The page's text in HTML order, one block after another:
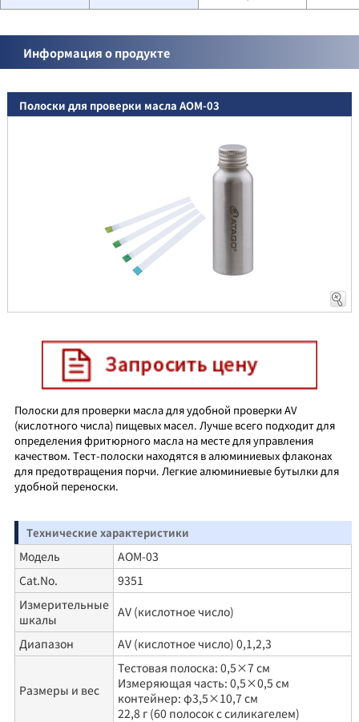
Информация о продукте
Полоски для проверки масла AOM-03
Полоски для проверки масла для удобной проверки AV
(кислотного числа) пищевых масел. Лучше всего подходит для
определения фритюрного масла на месте для управления
качеством. Тест-полоски находятся в алюминиевых флаконах
для предотвращения порчи. Легкие алюминиевые бутылки для
удобной переноски.
Технические характеристики
Модель
AOM-03
Cat.No.
9351
Измерительные
шкалы
AV (кислотное число)
Диапазон
AV (кислотное число) 0,1,2,3
Размеры и вес
Тестовая полоска: 0,5×7 см
Измеряющая часть: 0,5×0,5 см
контейнер: φ3,5×10,7 см
22,8 г (60 полосок с силикагелем)